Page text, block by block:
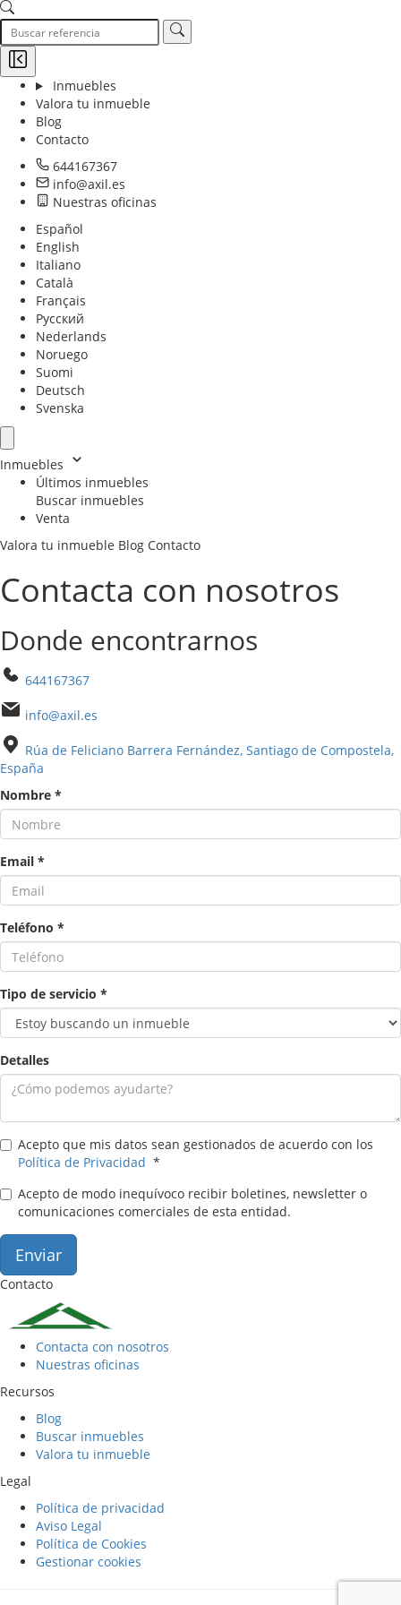
Inmuebles
Valora tu inmueble
Blog
Contacto
644167367
info@axil.es
Nuestras oficinas
Español
English
Italiano
Català
Français
Русский
Nederlands
Noruego
Suomi
Deutsch
Svenska
Inmuebles
Últimos inmuebles
Buscar inmuebles
Venta
Valora tu inmueble Blog Contacto
Contacta con nosotros
Donde encontrarnos
644167367
info@axil.es
Rúa de Feliciano Barrera Fernández, Santiago de Compostela,
España
Nombre *
Email *
Teléfono *
Tipo de servicio *
Detalles
Acepto que mis datos sean gestionados de acuerdo con los
Política de Privacidad *
Acepto de modo inequívoco recibir boletines, newsletter o
comunicaciones comerciales de esta entidad.
Enviar
Contacto
Contacta con nosotros
Nuestras oficinas
Recursos
Blog
Buscar inmuebles
Valora tu inmueble
Legal
Política de privacidad
Aviso Legal
Política de Cookies
Gestionar cookies